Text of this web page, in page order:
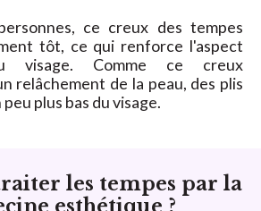
ce creux des tempes
tôt, ce qui renforce l'aspect
visage. Comme ce creux
relâchement de la peau, des plis
plus bas du visage.
les tempes par la
esthétique ?